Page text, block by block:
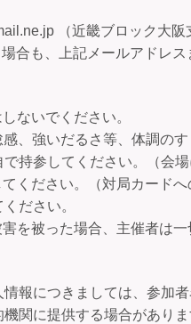
（近畿ブロック大阪
合も、上記メールアドレス
ないでください。
強いだるさ等、体調のす
持参してください。（会
ください。（対局カードへ
ださい。
を被った場合、主催者は一
報につきましては、参加
関に提供する場合があり